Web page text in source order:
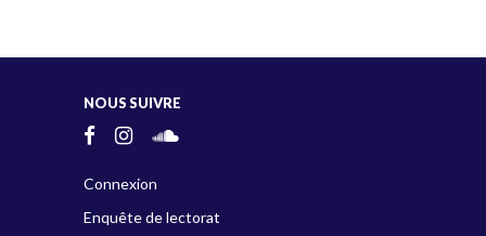
NOUS SUIVRE
Connexion
Enquête de lectorat